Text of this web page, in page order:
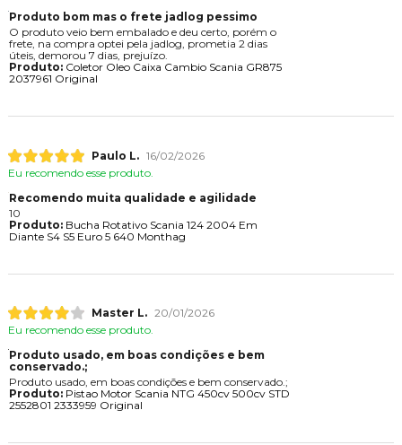
Produto bom mas o frete jadlog pessimo
O produto veio bem embalado e deu certo, porém o
frete, na compra optei pela jadlog, prometia 2 dias
úteis, demorou 7 dias, prejuízo.
Produto:Coletor Oleo Caixa Cambio Scania GR875
2037961 Original
Paulo L. 16/02/2026
Eu recomendo esse produto.
Recomendo muita qualidade e agilidade
10
Produto:Bucha Rotativo Scania 124 2004 Em
Diante S4 S5 Euro 5 640 Monthag
Master L. 20/01/2026
Eu recomendo esse produto.
Produto usado, em boas condições e bem
conservado.;
Produto usado, em boas condições e bem conservado.;
Produto:Pistao Motor Scania NTG 450cv 500cv STD
2552801 2333959 Original